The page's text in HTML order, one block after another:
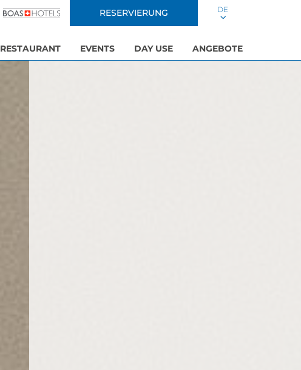
RESERVIERUNG DE
RESTAURANT EVENTS DAY USE ANGEBOTE